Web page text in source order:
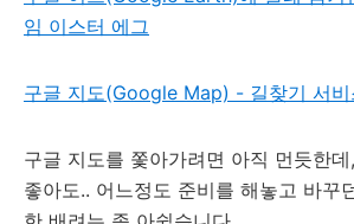
임 이스터 에그
구글 지도(Google Map) - 길찾기 서비
구글 지도를 쫓아가려면 아직 먼듯한
좋아도.. 어느정도 준비를 해놓고 바꾸